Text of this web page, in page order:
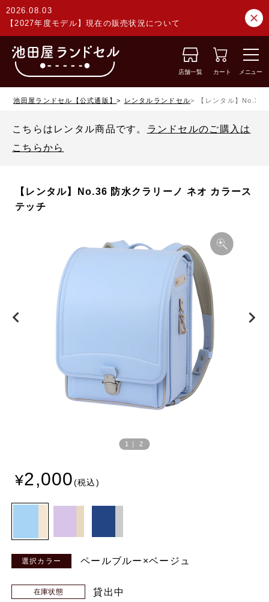
2026.08.03
【2027年度モデル】現在の販売状況について
店舗一覧 カート メニュー
池田屋ランドセル【公式通販】 レンタルランドセル 【レンタル】No.36
こちらはレンタル商品です。 ランドセルのご購入は
こちらから
【レンタル】No.36 防水クラリーノ ネオ カラース
テッチ
1 ｜2
2,000
ペールブルー×ベージュ
在庫状態 貸出中